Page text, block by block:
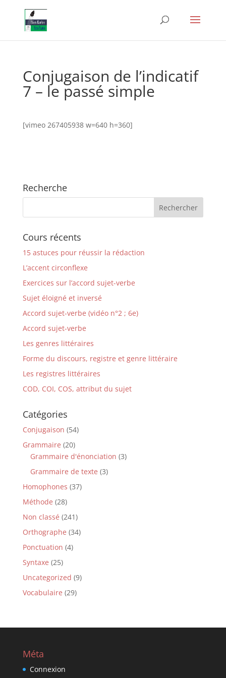
Conjugaison de l’indicatif
7 – le passé simple
[vimeo 267405938 w=640 h=360]
Recherche
Cours récents
15 astuces pour réussir la rédaction
L’accent circonflexe
Exercices sur l’accord sujet-verbe
Sujet éloigné et inversé
Accord sujet-verbe (vidéo n°2 ; 6e)
Accord sujet-verbe
Les genres littéraires
Forme du discours, registre et genre littéraire
Les registres littéraires
COD, COI, COS, attribut du sujet
Catégories
Conjugaison (54)
Grammaire (20)
Grammaire d'énonciation (3)
Grammaire de texte (3)
Homophones (37)
Méthode (28)
Non classé (241)
Orthographe (34)
Ponctuation (4)
Syntaxe (25)
Uncategorized (9)
Vocabulaire (29)
Méta
Connexion